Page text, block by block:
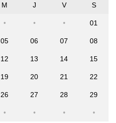
M J V S
01
05 06 07 08
12 13 14 15
19 20 21 22
26 27 28 29